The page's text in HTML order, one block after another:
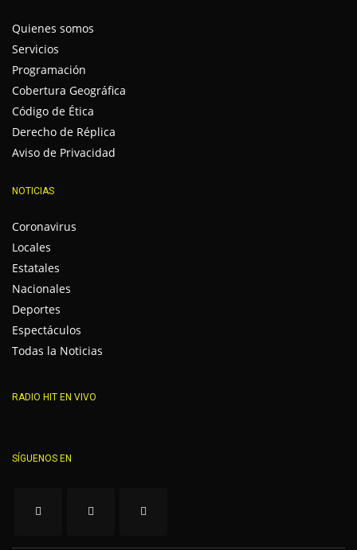
Quienes somos
Servicios
Programación
Cobertura Geográfica
Código de Ética
Derecho de Réplica
Aviso de Privacidad
NOTICIAS
Coronavirus
Locales
Estatales
Nacionales
Deportes
Espectáculos
Todas la Noticias
RADIO HIT EN VIVO
SÍGUENOS EN